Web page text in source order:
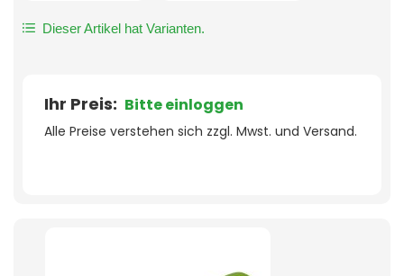
Dieser Artikel hat Varianten.
Ihr Preis: Bitte einloggen
Alle Preise verstehen sich zzgl. Mwst. und Versand.